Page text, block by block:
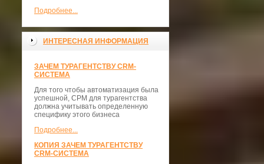
Подробнее...
ИНТЕРЕСНАЯ ИНФОРМАЦИЯ
ЗАЧЕМ ТУРАГЕНТСТВУ CRM-
СИСТЕМА
Для того чтобы автоматизация была
успешной, СРМ для турагентства
должна учитывать определенную
специфику этого бизнеса
Подробнее...
КОПИЯ ЗАЧЕМ ТУРАГЕНТСТВУ
CRM-СИСТЕМА